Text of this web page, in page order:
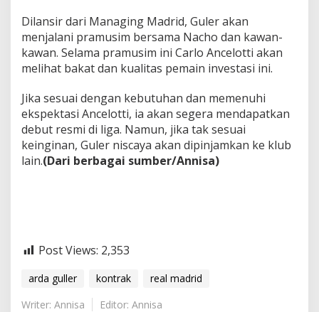
Dilansir dari Managing Madrid, Guler akan
menjalani pramusim bersama Nacho dan kawan-
kawan. Selama pramusim ini Carlo Ancelotti akan
melihat bakat dan kualitas pemain investasi ini.
Jika sesuai dengan kebutuhan dan memenuhi
ekspektasi Ancelotti, ia akan segera mendapatkan
debut resmi di liga. Namun, jika tak sesuai
keinginan, Guler niscaya akan dipinjamkan ke klub
lain.(Dari berbagai sumber/Annisa)
Post Views: 2,353
arda guller kontrak
real madrid
Writer: Annisa
Editor: Annisa